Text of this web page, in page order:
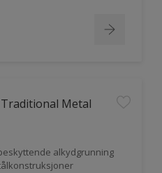
Metal
alkydgrunning